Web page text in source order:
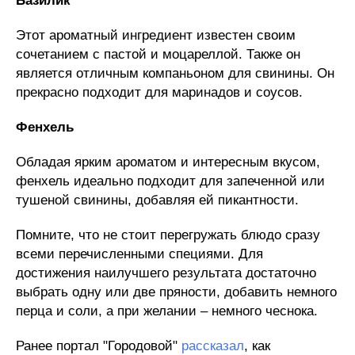
Этот ароматный ингредиент известен своим
сочетанием с пастой и моцареллой. Также он
является отличным компаньоном для свинины. Он
прекрасно подходит для маринадов и соусов.
Фенхель
Обладая ярким ароматом и интересным вкусом,
фенхель идеально подходит для запеченной или
тушеной свинины, добавляя ей пикантности.
Помните, что не стоит перегружать блюдо сразу
всеми перечисленными специями. Для
достижения наилучшего результата достаточно
выбрать одну или две пряности, добавить немного
перца и соли, а при желании – немного чеснока.
Ранее портал "Городовой" рассказал, как